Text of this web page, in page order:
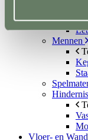
Mennen
Vloer- en